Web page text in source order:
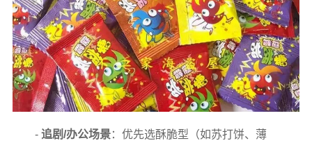
- 追剧/办公场景：优先选酥脆型（如苏打饼、薄